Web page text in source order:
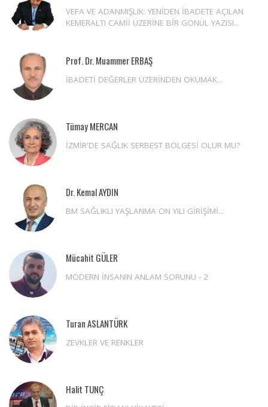
VEFA VE ADANMIŞLIK: YENİDEN İBADETE AÇILAN
KEMERALTI CAMİİ ÜZERİNE BİR GÖNÜL YAZISI...
Prof. Dr. Muammer ERBAŞ
İBADETİ DEĞERLER ÜZERİNDEN OKUMAK...
Tümay MERCAN
İZMİR'DE SAĞLIK SERBEST BÖLGESİ OLUR MU?
Dr. Kemal AYDIN
BM SAĞLIKLI YAŞLANMA ON YILI GİRİŞİMİ...
Mücahit GÜLER
MODERN İNSANIN ANLAM SORUNU - 2
Turan ASLANTÜRK
ZEVKLER VE RENKLER
Halit TUNÇ